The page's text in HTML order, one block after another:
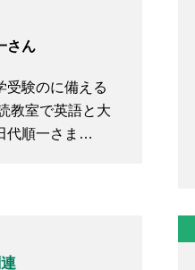
さん
受験のに備える
教室で英語と大
代順一さま…